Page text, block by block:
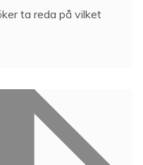
ta reda på vilket